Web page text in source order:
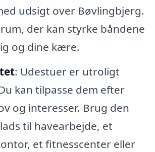
udsigt over Bøvlingbjerg.
der kan styrke båndene
og dine kære.
: Udestuer er utroligt
kan tilpasse dem efter
og interesser. Brug den
til havearbejde, et
et fitnesscenter eller